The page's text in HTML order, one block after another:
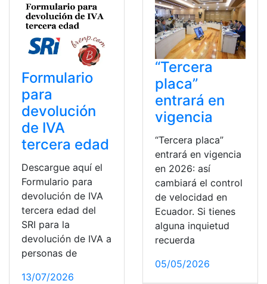
Formulario
para
devolución
de IVA
tercera edad
Descargue aquí el
Formulario para
devolución de IVA
tercera edad del
SRI para la
devolución de IVA a
personas de
13/07/2026
“Tercera
placa”
entrará en
vigencia
“Tercera placa”
entrará en vigencia
en 2026: así
cambiará el control
de velocidad en
Ecuador. Si tienes
alguna inquietud
recuerda
05/05/2026